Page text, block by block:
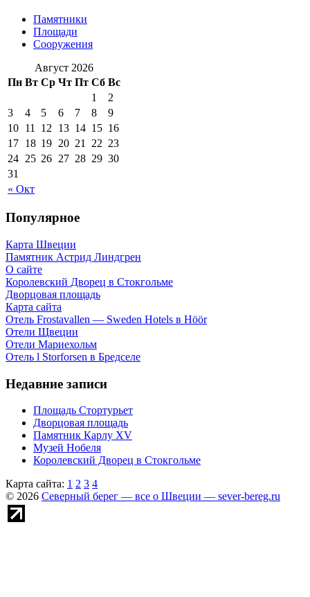
Памятники
Площади
Сооружения
Август 2026
Пн Вт Ср Чт Пт Сб Вс
« Окт
1
2
3
4 5 6 7 8
9
10 11 12 13 14 15 16
17 18 19 20 21 22 23
24 25 26 27 28 29 30
31
Популярное
Карта Швеции
Памятник Астрид Линдгрен
О сайте
Королевский Дворец в Стокгольме
Дворцовая площадь
Карта сайта
Отель Frostavallen — Sweden Hotels в Höör
Отели Щвеции
Отели Мариехольм
Отель l Storforsen в Бредселе
Недавние записи
Площадь Стортурьет
Дворцовая площадь
Памятник Карлу XV
Музей Нобеля
Королевский Дворец в Стокгольме
Карта сайта: 1 2 3 4
© 2026 Северный берег — все о Швеции — sever-bereg.ru